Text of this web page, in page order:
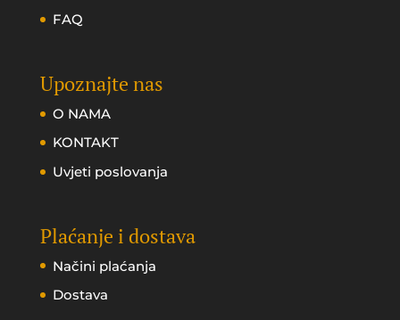
FAQ
Upoznajte nas
O NAMA
KONTAKT
Uvjeti poslovanja
Plaćanje i dostava
Načini plaćanja
Dostava